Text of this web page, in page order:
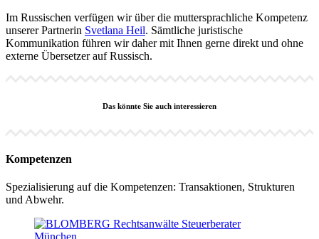
Im Russischen verfügen wir über die muttersprachliche Kompetenz
unserer Partnerin Svetlana Heil. Sämtliche juristische
Kommunikation führen wir daher mit Ihnen gerne direkt und ohne
externe Übersetzer auf Russisch.
Das könnte Sie auch interessieren
Kompetenzen
Spezialisierung auf die Kompetenzen: Transaktionen, Strukturen
und Abwehr.